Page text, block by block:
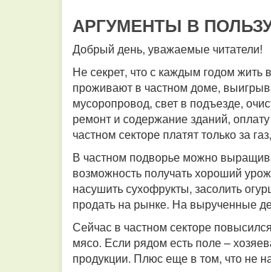
АРГУМЕНТЫ В
Добрый день, уважаемые читатели!
Не секрет, что с каждым годом жить
проживают в частном доме,
мусоропровод, свет в подъезде,
ремонт и содержание зданий,
частном секторе платят только за
В частном подворье можно
возможность получать хороший
насушить сухофрукты, засолить
продать на рынке. На вырученные
Сейчас в частном секторе
мясо. Если рядом есть поле –
продукции. Плюс еще в том, что не